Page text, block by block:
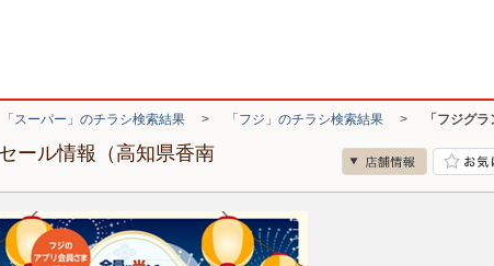
「スーパー」のチラシ検索結果 > 「フジ」のチラシ検索結果 > 「フジグ
ール情報（高知県香南